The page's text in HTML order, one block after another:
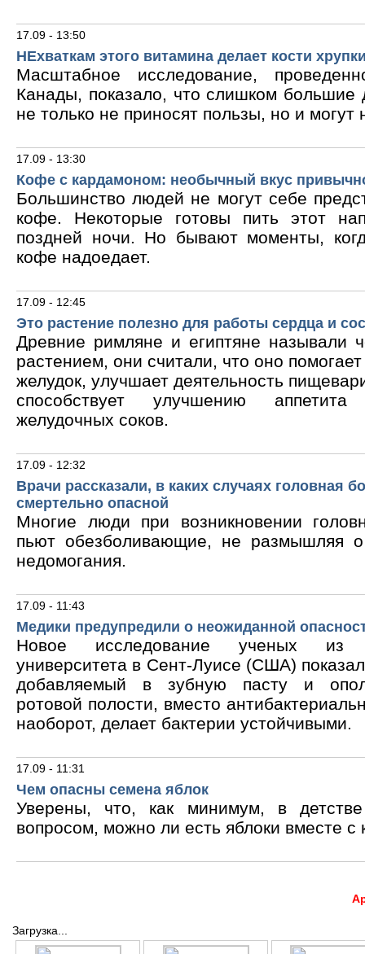
17.09 - 13:50
НЕхваткам этого витамина делает кости
Масштабное исследование,
Канады, показало, что слишком большие
не только не приносят пользы, но и могут
17.09 - 13:30
Кофе с кардамоном: необычный вкус
Большинство людей не могут себе
кофе. Некоторые готовы пить этот
поздней ночи. Но бывают моменты,
кофе надоедает.
17.09 - 12:45
Это растение полезно для работы сердца и
Древние римляне и египтяне называли
растением, они считали, что оно
желудок, улучшает деятельность
способствует улучшению
желудочных соков.
17.09 - 12:32
Врачи рассказали, в каких случаях головная
смертельно опасной
Многие люди при возникновении
пьют обезболивающие, не размышляя о
недомогания.
17.09 - 11:43
Медики предупредили о неожиданной
Новое исследование ученых из
университета в Сент-Луисе (США)
добавляемый в зубную пасту и
ротовой полости, вместо
наоборот, делает бактерии устойчивыми.
17.09 - 11:31
Чем опасны семена яблок
Уверены, что, как минимум, в
вопросом, можно ли есть яблоки вместе с
Загрузка...